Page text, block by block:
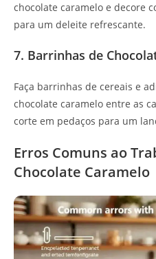
chocolate caramelo e decore
para um deleite refrescante.
7. Barrinhas de
Faça barrinhas de cereais e
chocolate caramelo entre as
corte em pedaços para um
Erros Comuns ao
Chocolate Caramelo